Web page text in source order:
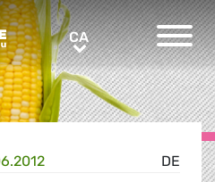
CACA
DE